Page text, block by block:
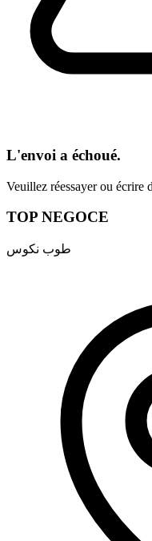
L'envoi a échoué.
Veuillez réessayer ou écrire
TOP NEGOCE
طوب نكوس